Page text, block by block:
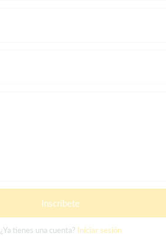
Inscríbete
¿Ya tienes una cuenta? Iniciar sesión